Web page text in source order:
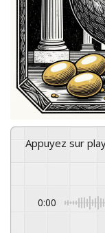
Appuyez sur
0:00